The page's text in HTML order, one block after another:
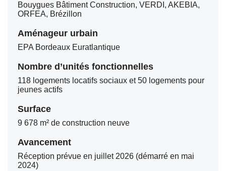
Bouygues Bâtiment Construction, VERDI, AKEBIA,
ORFEA, Brézillon
Aménageur urbain
EPA Bordeaux Euratlantique
Nombre d’unités fonctionnelles
118 logements locatifs sociaux et 50 logements pour
jeunes actifs
Surface
9 678 m² de construction neuve
Avancement
Réception prévue en juillet 2026 (démarré en mai
2024)